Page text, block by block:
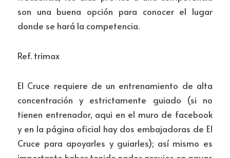
son una buena opción para conocer el lugar
donde se hará la competencia.
Ref. trimax
El Cruce requiere de un entrenamiento de alta
concentración y estrictamente guiado (si no
tienen entrenador, aqui en el muro de facebook
y en la página oficial hay dos embajadoras de El
Cruce para apoyarles y guiarles); así mismo es